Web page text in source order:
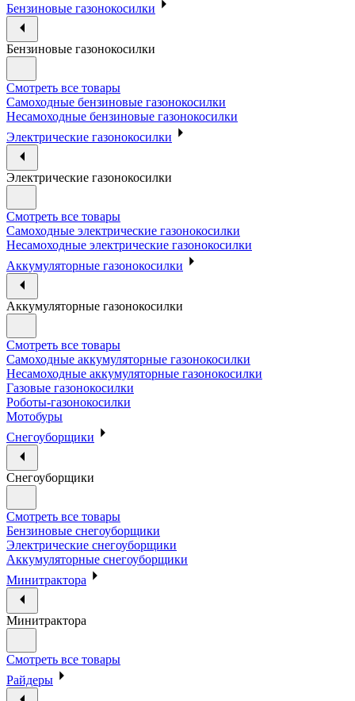
Бензиновые газонокосилки
Бензиновые газонокосилки
Смотреть все товары
Самоходные бензиновые газонокосилки
Несамоходные бензиновые газонокосилки
Электрические газонокосилки
Электрические газонокосилки
Смотреть все товары
Самоходные электрические газонокосилки
Несамоходные электрические газонокосилки
Аккумуляторные газонокосилки
Аккумуляторные газонокосилки
Смотреть все товары
Самоходные аккумуляторные газонокосилки
Несамоходные аккумуляторные газонокосилки
Газовые газонокосилки
Роботы-газонокосилки
Мотобуры
Снегоуборщики
Снегоуборщики
Смотреть все товары
Бензиновые снегоуборщики
Электрические снегоуборщики
Аккумуляторные снегоуборщики
Минитрактора
Минитрактора
Смотреть все товары
Райдеры